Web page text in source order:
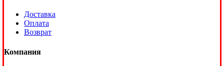
Доставка
Оплата
Возврат
Компания